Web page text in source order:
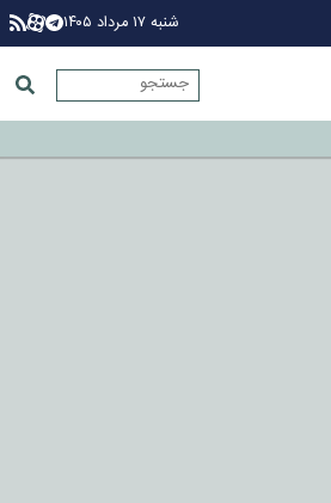
شنبه ۱۷ مرداد ۱۴۰۵